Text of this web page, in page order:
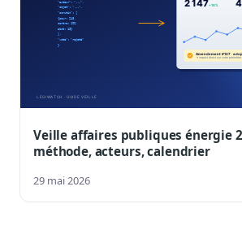
Veille affaires publiques énergie
méthode, acteurs, calendrier
29 mai 2026